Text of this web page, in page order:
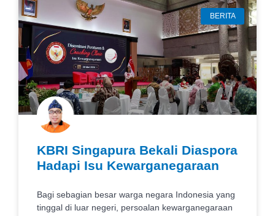
BERITA
KBRI Singapura Bekali Diaspora
Hadapi Isu Kewarganegaraan
Bagi sebagian besar warga negara Indonesia yang
tinggal di luar negeri, persoalan kewarganegaraan